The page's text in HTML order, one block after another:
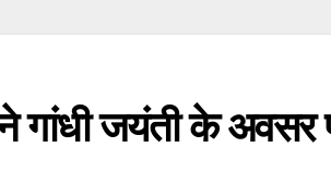
गांधी जयंती के अवसर